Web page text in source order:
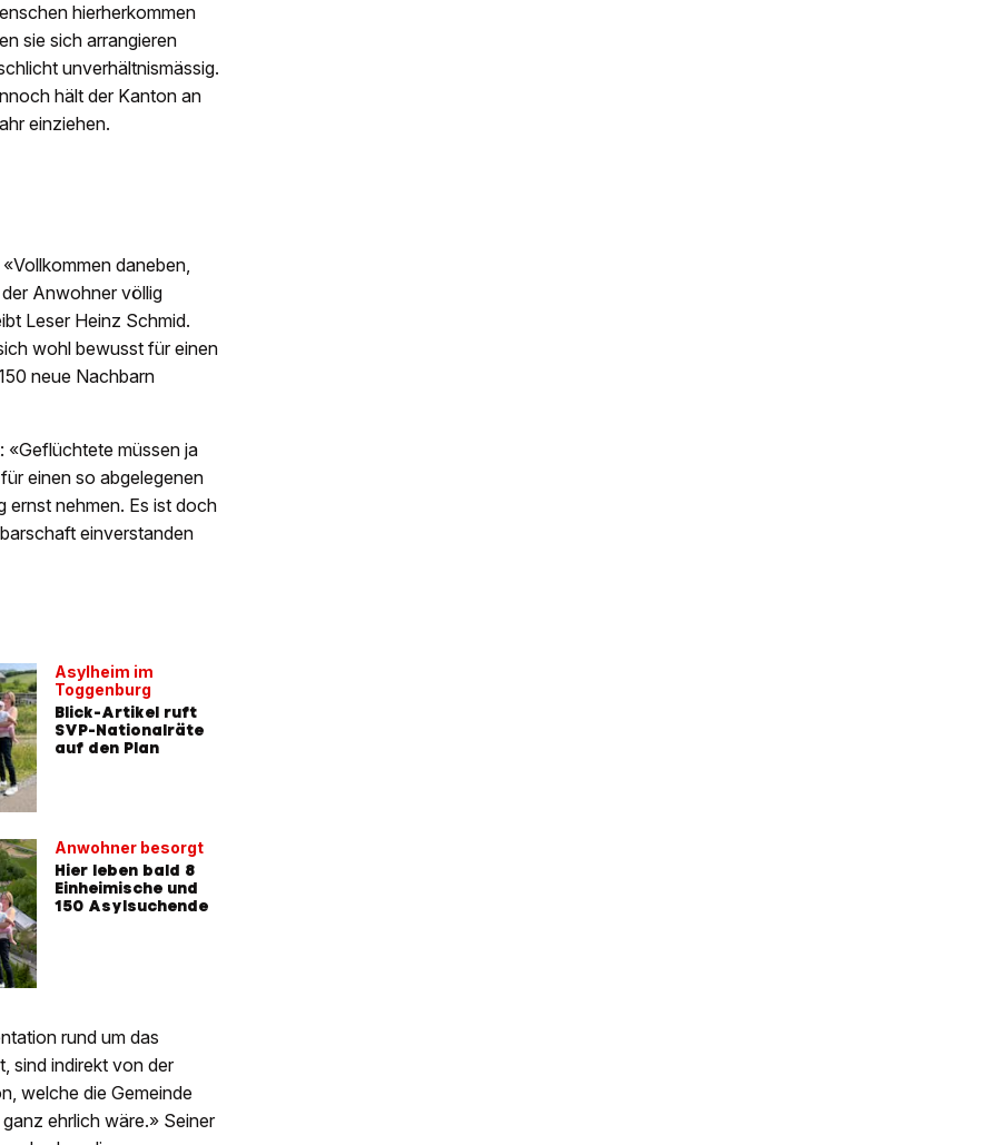
hierherkommen
sie sich arrangieren
unverhältnismässig.
hält der Kanton an
einziehen.
daneben,
Anwohner völlig
Leser Heinz Schmid.
wohl bewusst für einen
neue Nachbarn
«Geflüchtete müssen ja
einen so abgelegenen
ernst nehmen. Es ist doch
einverstanden
Asylheim im
Toggenburg
Blick-Artikel ruft
SVP-Nationalräte
auf den Plan
Anwohner besorgt
Hier leben bald 8
Einheimische und
150 Asylsuchende
rund um das
sind indirekt von der
welche die Gemeinde
ehrlich wäre.» Seiner